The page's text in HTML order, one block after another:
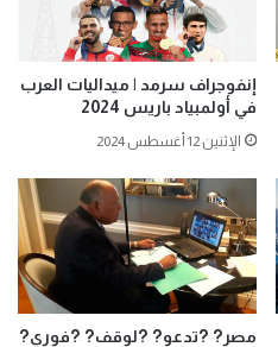
إنفوجراف سرمد | ميداليات العرب
في أولمبياد باريس 2024
الإثنين 12 أغسطس 2024
مصر? ?تدعو? ?لوقف? ?فوري?